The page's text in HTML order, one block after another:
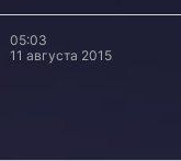
05:03
11 августа 2015